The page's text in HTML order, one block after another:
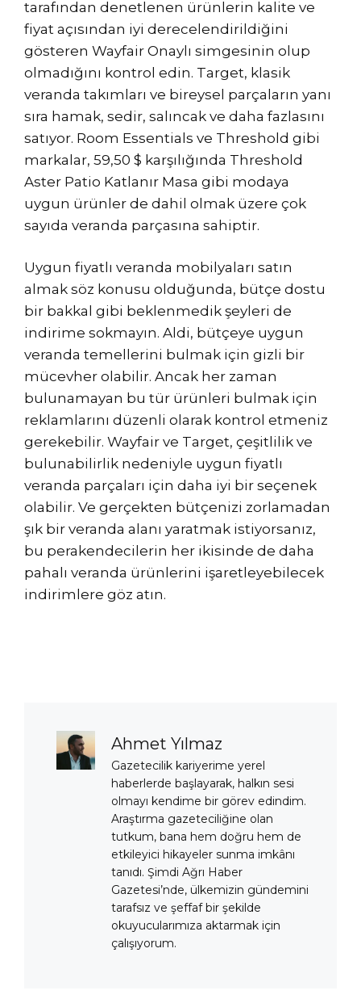
tarafından denetlenen ürünlerin kalite ve
fiyat açısından iyi derecelendirildiğini
gösteren Wayfair Onaylı simgesinin olup
olmadığını kontrol edin. Target, klasik
veranda takımları ve bireysel parçaların yanı
sıra hamak, sedir, salıncak ve daha fazlasını
satıyor. Room Essentials ve Threshold gibi
markalar, 59,50 $ karşılığında Threshold
Aster Patio Katlanır Masa gibi modaya
uygun ürünler de dahil olmak üzere çok
sayıda veranda parçasına sahiptir.
Uygun fiyatlı veranda mobilyaları satın
almak söz konusu olduğunda, bütçe dostu
bir bakkal gibi beklenmedik şeyleri de
indirime sokmayın. Aldi, bütçeye uygun
veranda temellerini bulmak için gizli bir
mücevher olabilir. Ancak her zaman
bulunamayan bu tür ürünleri bulmak için
reklamlarını düzenli olarak kontrol etmeniz
gerekebilir. Wayfair ve Target, çeşitlilik ve
bulunabilirlik nedeniyle uygun fiyatlı
veranda parçaları için daha iyi bir seçenek
olabilir. Ve gerçekten bütçenizi zorlamadan
şık bir veranda alanı yaratmak istiyorsanız,
bu perakendecilerin her ikisinde de daha
pahalı veranda ürünlerini işaretleyebilecek
indirimlere göz atın.
Ahmet Yılmaz
Gazetecilik kariyerime yerel
haberlerde başlayarak, halkın sesi
olmayı kendime bir görev edindim.
Araştırma gazeteciliğine olan
tutkum, bana hem doğru hem de
etkileyici hikayeler sunma imkânı
tanıdı. Şimdi Ağrı Haber
Gazetesi’nde, ülkemizin gündemini
tarafsız ve şeffaf bir şekilde
okuyucularımıza aktarmak için
çalışıyorum.